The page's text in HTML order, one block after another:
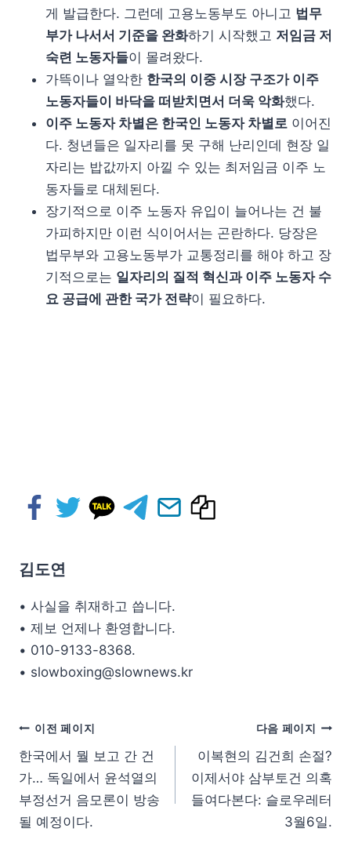
게 발급한다. 그런데 고용노동부도 아니고 법무
부가 나서서 기준을 완화하기 시작했고 저임금 저
숙련 노동자들이 몰려왔다.
가뜩이나 열악한 한국의 이중 시장 구조가 이주
노동자들이 바닥을 떠받치면서 더욱 악화했다.
이주 노동자 차별은 한국인 노동자 차별로 이어진
다. 청년들은 일자리를 못 구해 난리인데 현장 일
자리는 밥값까지 아낄 수 있는 최저임금 이주 노
동자들로 대체된다.
장기적으로 이주 노동자 유입이 늘어나는 건 불
가피하지만 이런 식이어서는 곤란하다. 당장은
법무부와 고용노동부가 교통정리를 해야 하고 장
기적으로는 일자리의 질적 혁신과 이주 노동자 수
요 공급에 관한 국가 전략이 필요하다.
김도연
• 사실을 취재하고 씁니다.
• 제보 언제나 환영합니다.
• 010-9133-8368.
• slowboxing@slownews.kr
이전 페이지
한국에서 뭘 보고 간 건
가… 독일에서 윤석열의
부정선거 음모론이 방송
될 예정이다.
다음 페이지
이복현의 김건희 손절?
이제서야 삼부토건 의혹
들여다본다: 슬로우레터
3월6일.